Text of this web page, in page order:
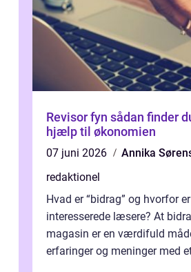
Revisor fyn sådan finder du den rigtige
hjælp til økonomien
07 juni 2026
Annika
redaktionel
Hvad er “bidrag” og hvorfor
interesserede læsere? At
magasin er en værdifuld
erfaringer og meninger med